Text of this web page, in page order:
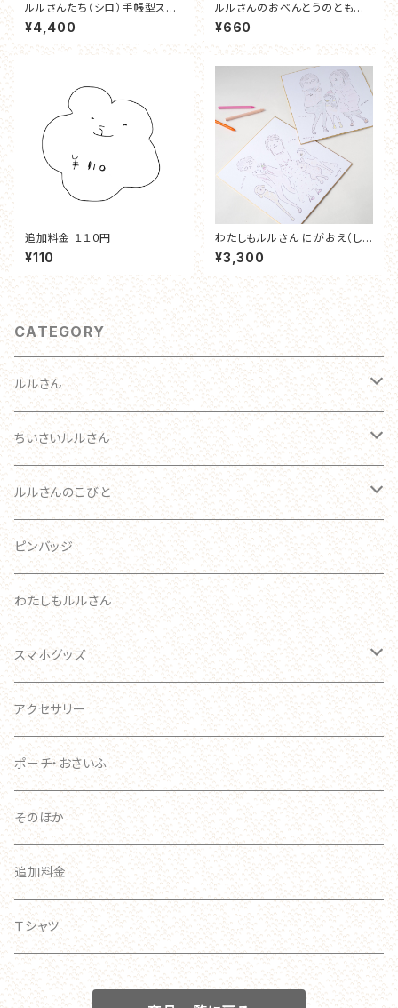
ルルさんたち（シロ）手帳型スマ
ホケース
¥4,400
ルルさんのおべんとうのともだ
ち マスキングテープ
¥660
追加料金 １１０円
¥110
わたしもルルさん にがおえ（しき
し）
¥3,300
CATEGORY
ルルさん
わたしのルルさん オーダーメイド
おとな
こども
あかちゃん
ブローチ
おおきい
ちいさいルルさん
ルルさん
ブローチ
ブローチ
ルルさんのこびと
ルルさん
ブローチ
キーホルダー
ピンバッジ
わたしもルルさん
スマホグッズ
スマホケース
手帳型ケース
スマホリング
アクセサリー
ポーチ・おさいふ
そのほか
追加料金
Ｔシャツ